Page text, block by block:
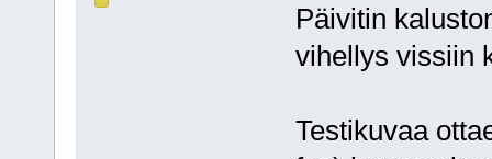
Päivitin
vihellys vissiin
Testikuvaa